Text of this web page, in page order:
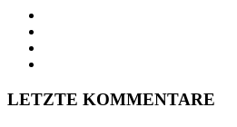
LETZTE KOMMENTARE